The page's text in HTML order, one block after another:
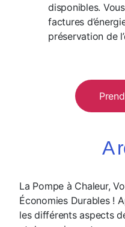
disponibles.
factures
préservation de
A
La Pompe à Chaleur,
Économies Durables !
les différents aspects